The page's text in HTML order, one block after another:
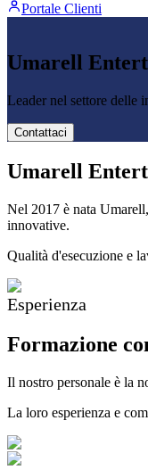
Portale Clienti
Umarell
Leader nel settore delle
Contattaci
Umarell
Nel 2017 è nata
innovative.
Qualità d'esecuzione e
Esperienza
Formazione
Il nostro personale è la
La loro esperienza e